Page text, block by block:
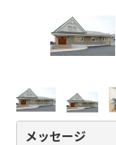
メッセージ